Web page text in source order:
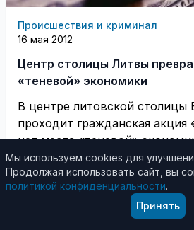
Происшествия и криминал
16 мая 2012
Центр столицы Литвы
«теневой» экономики
В центре литовской столицы
проходит гражданская акция
нет места «теневой»
сегодня, 16 мая,
Мы используем cookies для
Продолжая использовать сайт, вы
политикой конфиденциальности.
Принять